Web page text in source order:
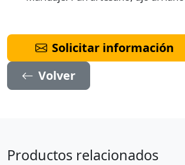
Solicitar información
Volver
Productos relacionados